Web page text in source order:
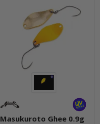
Masukuroto Ghee 0.9g